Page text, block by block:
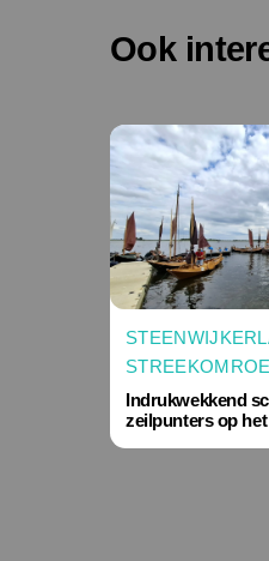
Ook
Indrukwekkend
zeilpunters op